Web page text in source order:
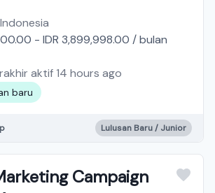
- IDR 3,899,998.00 /bulan
aktif 14 hours ago
baru
Lulusan Baru / Junior
Campaign